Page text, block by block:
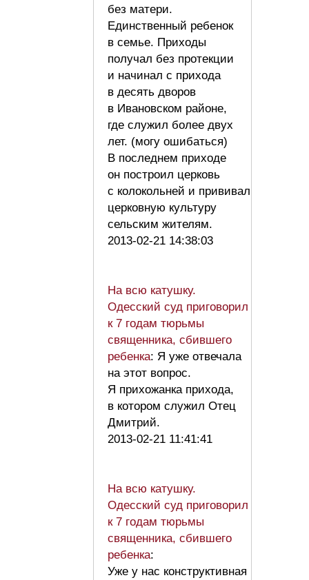
без матери.
Единственный ребенок
в семье. Приходы
получал без протекции
и начинал с прихода
в десять дворов
в Ивановском районе,
где служил более двух
лет. (могу ошибаться)
В последнем приходе
он построил церковь
с колокольней и прививал
церковную культуру
сельским жителям.
2013-02-21 14:38:03
На всю катушку.
Одесский суд приговорил
к 7 годам тюрьмы
священника, сбившего
ребенка: Я уже отвечала
на этот вопрос.
Я прихожанка прихода,
в котором служил Отец
Дмитрий.
2013-02-21 11:41:41
На всю катушку.
Одесский суд приговорил
к 7 годам тюрьмы
священника, сбившего
ребенка:
Уже у нас конструктивная